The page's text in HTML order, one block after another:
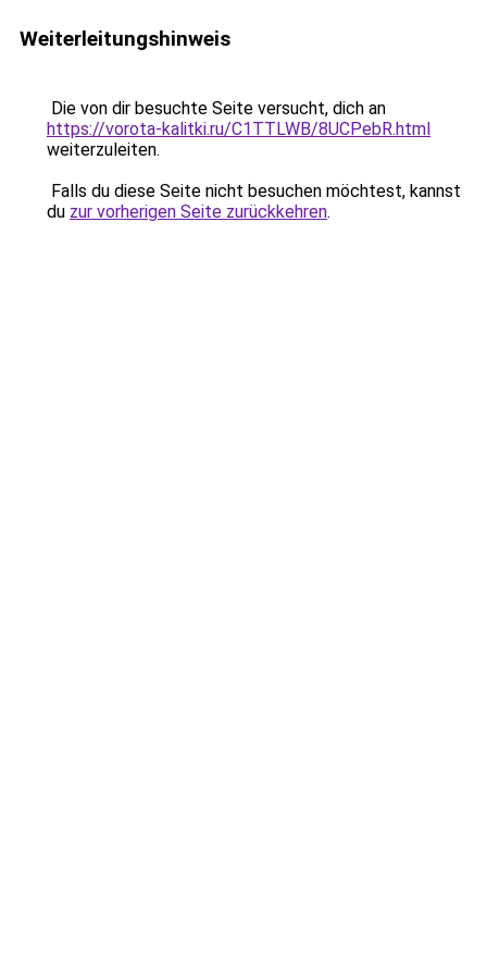
Weiterleitungshinweis
Die von dir besuchte Seite versucht, dich an
https://vorota-kalitki.ru/C1TTLWB/8UCPebR.html
weiterzuleiten.
Falls du diese Seite nicht besuchen möchtest, kannst
du zur vorherigen Seite zurückkehren.